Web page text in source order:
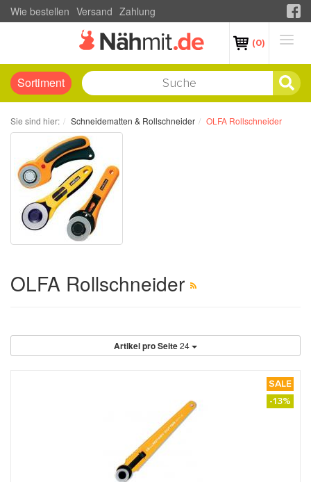
Wie bestellen Versand Zahlung
(0)
Sortiment
Sie sind hier: Schneidematten & Rollschneider OLFA Rollschneider
OLFA Rollschneider
Artikel pro Seite24
SALE
-13%